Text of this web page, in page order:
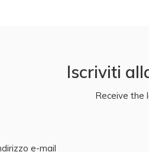
Iscriviti
Receive the